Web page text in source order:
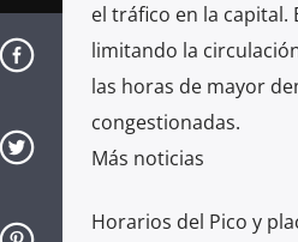
el tráfico en la
limitando la
las horas de mayor
congestionadas.
Más noticias
Horarios del Pico y